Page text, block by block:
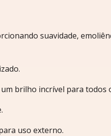
suavidade,
brilho incrível para todos
uso externo.